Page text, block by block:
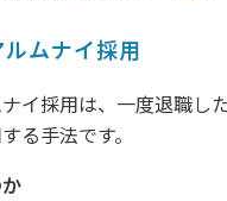
ムナイ採用
イ採用は、一度退職し
る手法です。